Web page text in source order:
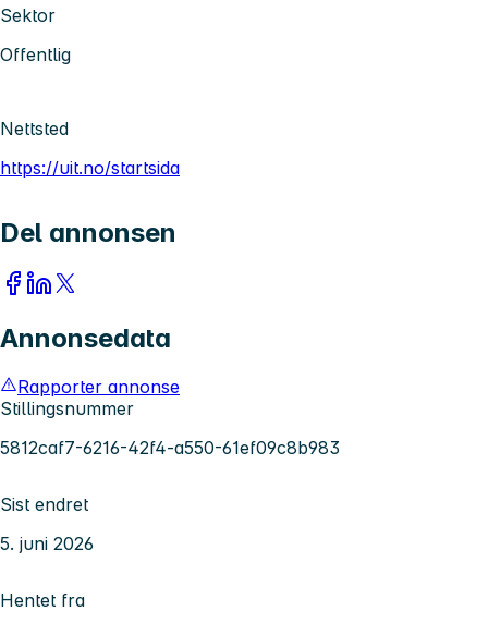
Sektor
Offentlig
Nettsted
https://uit.no/startsida
Del annonsen
Annonsedata
Rapporter annonse
Stillingsnummer
5812caf7-6216-42f4-a550-61ef09c8b983
Sist endret
5. juni 2026
Hentet fra